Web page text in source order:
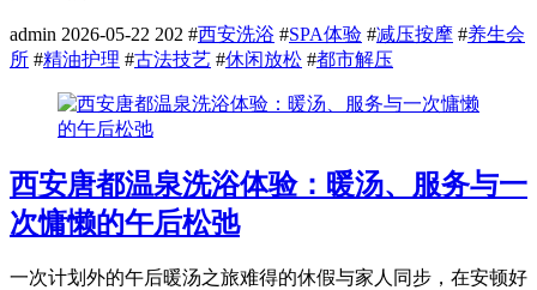
admin 2026-05-22 202 #西安洗浴 #SPA体验 #减压按摩 #养生会
所 #精油护理 #古法技艺 #休闲放松 #都市解压
西安唐都温泉洗浴体验：暖汤、服务与一
次慵懒的午后松弛
一次计划外的午后暖汤之旅难得的休假与家人同步，在安顿好